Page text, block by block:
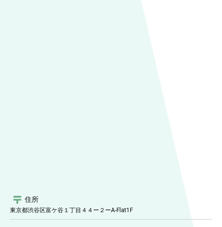
住所
東京都渋谷区富ケ谷１丁目４４ー２ーA-Flat1F